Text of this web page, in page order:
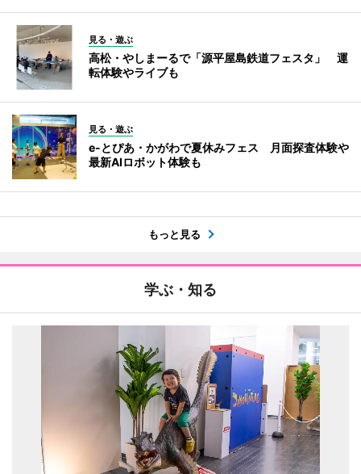
見る・遊ぶ
高松・やしまーるで「源平屋島鉄道フェスタ」 運
転体験やライブも
見る・遊ぶ
e-とぴあ・かがわで夏休みフェス 月面探査体験や
最新AIロボット体験も
もっと見る
学ぶ・知る